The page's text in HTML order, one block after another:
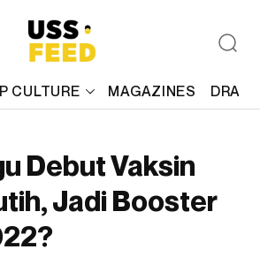
CULTURE MAGAZINES
Debut Vaksin
Jadi Booster